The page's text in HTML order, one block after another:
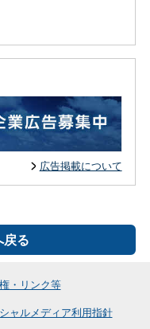
広告掲載について
る
・リンク等
ャルメディア利用指針